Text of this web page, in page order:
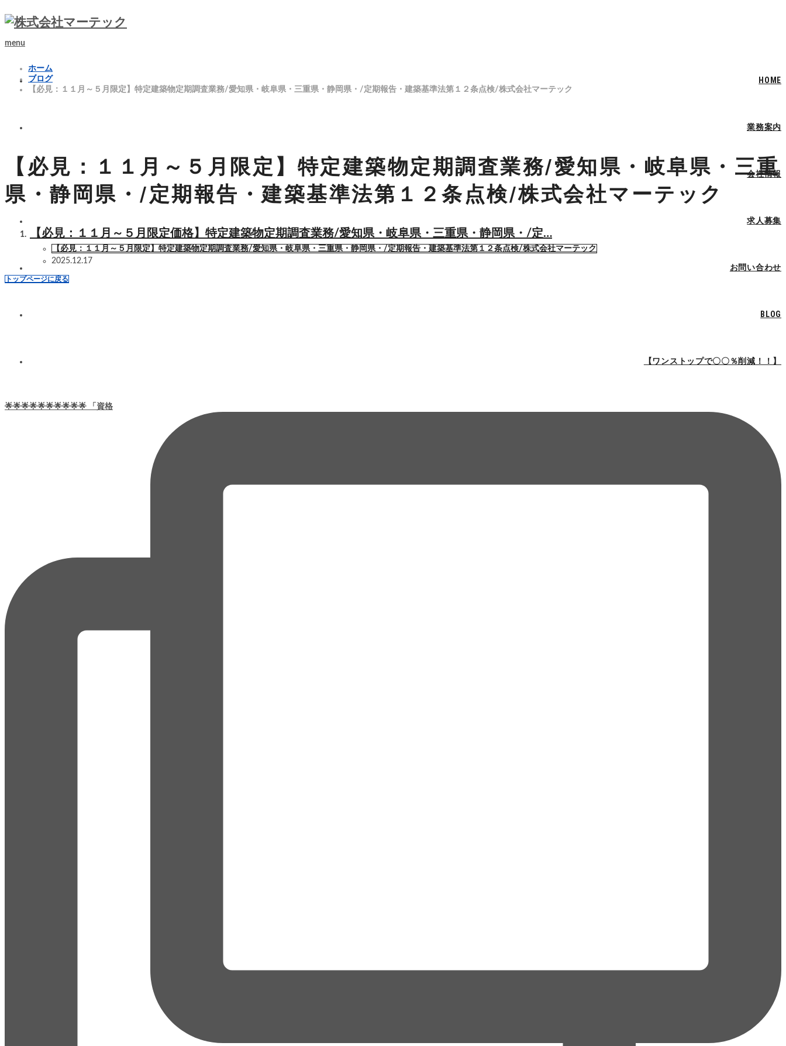
menu
HOME
業務案内
会社情報
求人募集
お問い合わせ
BLOG
【ワンストップで〇〇％削減！！】
ホーム
ブログ
【必見：１１月～５月限定】特定建築物定期調査業務/愛知県・岐阜県・三重県・静岡県・/定期報告・建築基準法第１２条点検/株式会社マーテック
【必見：１１月～５月限定】特定建築物定期調査業務/愛知県・岐阜県・三重
県・静岡県・/定期報告・建築基準法第１２条点検/株式会社マーテック
【必見：１１月～５月限定価格】特定建築物定期調査業務/愛知県・岐阜県・三重県・静岡県・/定…
【必見：１１月～５月限定】特定建築物定期調査業務/愛知県・岐阜県・三重県・静岡県・/定期報告・建築基準法第１２条点検/株式会社マーテック
2025.12.17
トップページに戻る
🌟🌟🌟🌟🌟🌟🌟🌟🌟🌟 「資格